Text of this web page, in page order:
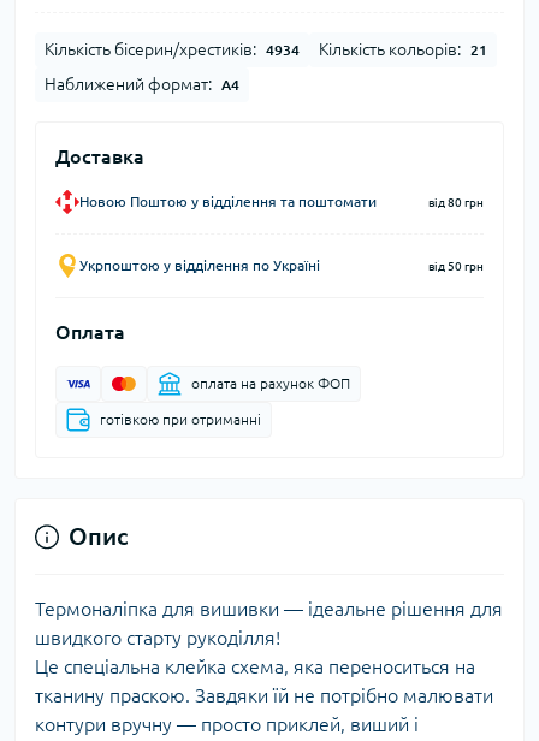
Кількість бісерин/хрестиків: 4934 Кількість кольорів: 21
Наближений формат: А4
Доставка
Новою Поштою у відділення та поштомати від 80 грн
Укрпоштою у відділення по Україні від 50 грн
Оплата
оплата на рахунок ФОП
готівкою при отриманні
Опис
Термоналіпка для вишивки — ідеальне рішення для
швидкого старту рукоділля!
Це спеціальна клейка схема, яка переноситься на
тканину праскою. Завдяки їй не потрібно малювати
контури вручну — просто приклей, виший і